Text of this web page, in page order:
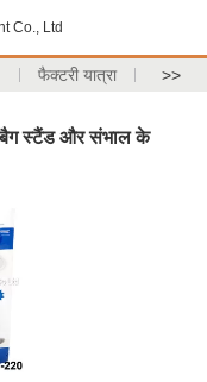
Co., Ltd
फैक्टरी यात्रा >>
बैग स्टैंड और संभाल के